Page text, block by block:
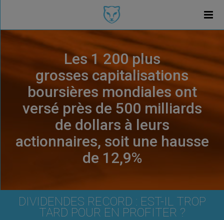
Les 1 200 plus
grosses capitalisations
boursières mondiales ont
versé près de 500 milliards
de dollars à leurs
actionnaires, soit une hausse
de 12,9%
DIVIDENDES RECORD : EST-IL TROP
TARD POUR EN PROFITER ?